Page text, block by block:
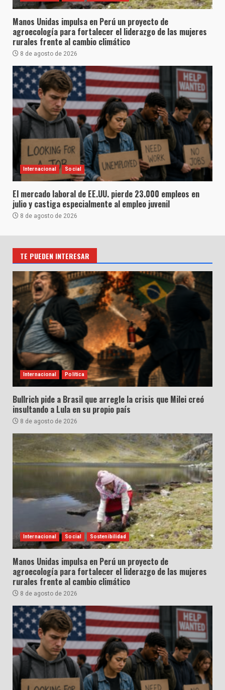
Manos Unidas impulsa en Perú un proyecto de
agroecología para fortalecer el liderazgo de las mujeres
rurales frente al cambio climático
8 de agosto de 2026
Internacional Social
El mercado laboral de EE.UU. pierde 23.000 empleos en
julio y castiga especialmente al empleo juvenil
8 de agosto de 2026
TE PUEDEN INTERESAR
Internacional Política
Bullrich pide a Brasil que arregle la crisis que Milei creó
insultando a Lula en su propio país
8 de agosto de 2026
Internacional Social Sostenibilidad
Manos Unidas impulsa en Perú un proyecto de
agroecología para fortalecer el liderazgo de las mujeres
rurales frente al cambio climático
8 de agosto de 2026